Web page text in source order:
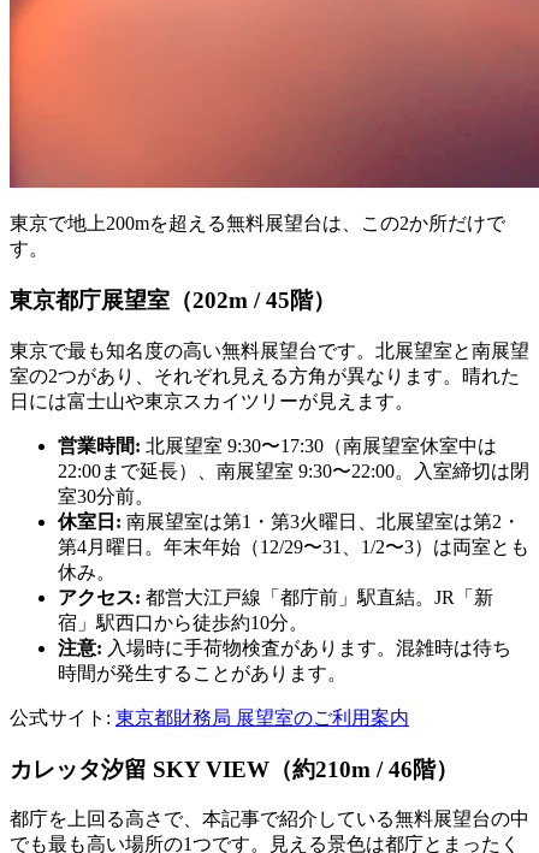
東京で地上200mを超える無料展望台は、この2か所だけで
す。
東京都庁展望室（202m / 45階）
東京で最も知名度の高い無料展望台です。北展望室と南展望
室の2つがあり、それぞれ見える方角が異なります。晴れた
日には富士山や東京スカイツリーが見えます。
営業時間: 北展望室 9:30〜17:30（南展望室休室中は
22:00まで延長）、南展望室 9:30〜22:00。入室締切は閉
室30分前。
休室日: 南展望室は第1・第3火曜日、北展望室は第2・
第4月曜日。年末年始（12/29〜31、1/2〜3）は両室とも
休み。
アクセス: 都営大江戸線「都庁前」駅直結。JR「新
宿」駅西口から徒歩約10分。
注意: 入場時に手荷物検査があります。混雑時は待ち
時間が発生することがあります。
公式サイト: 東京都財務局 展望室のご利用案内
カレッタ汐留 SKY VIEW（約210m / 46階）
都庁を上回る高さで、本記事で紹介している無料展望台の中
でも最も高い場所の1つです。見える景色は都庁とまったく